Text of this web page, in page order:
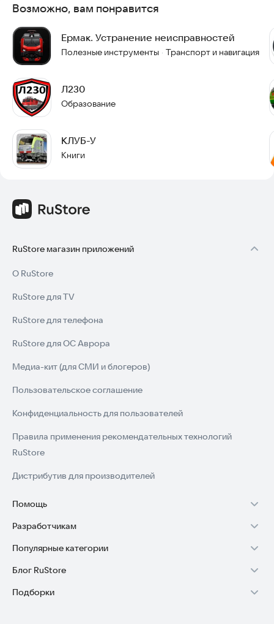
Возможно, вам понравится
Ермак. Устранение неисправностей
Полезные инструменты · Транспорт и навигация
Л230
Образование
КЛУБ-У
Книги
RuStore магазин приложений
О RuStore
RuStore для TV
RuStore для телефона
RuStore для ОС Аврора
Медиа-кит (для СМИ и блогеров)
Пользовательское соглашение
Конфиденциальность для пользователей
Правила применения рекомендательных технологий
RuStore
Дистрибутив для производителей
Помощь
Установка RuStore на TV
Установка RuStore на телефон
Установка RuStore в машину
Помощь пользователям RuStore
Разработчикам
Зарабатывать с RuStore
Стать разработчиком
Доступ к RuStore Консоль
Популярные категории
Игры для Android
Приложения банков
Блог RuStore
Обзоры игр для Android 2025
Подборки